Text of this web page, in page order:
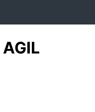
AGIL